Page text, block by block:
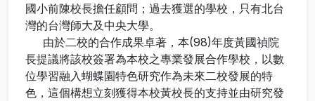
國小前陳校長擔任顧問；過去獲選的學校，只有北台
灣的台灣師大及中央大學。
由於二校的合作成果卓著，本(98)年度黃國禎院
長提議將該校簽署為本校之專業發展合作學校，以數
位學習融入蝴蝶園特色研究作為未來二校發展的特
色，這個構想立刻獲得本校黃校長的支持並由研究發